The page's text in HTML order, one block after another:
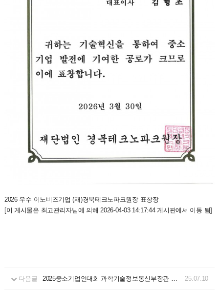
2026 우수 이노비즈기업 (재)경북테크노파크원장 표창장
[이 게시물은 최고관리자님에 의해 2026-04-03 14:17:44 게시판에서 이동 됨]
다음글 2025중소기업인대회 과학기술정보통신부장관 표창 25.07.10